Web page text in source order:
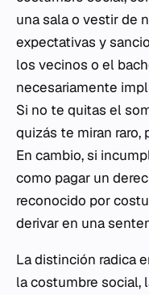
una sala o vestir de
expectativas y
los vecinos o el
necesariamente
Si no te quitas el
quizás te miran raro,
En cambio, si
como pagar un
reconocido por
derivar en una
La distinción radica
la costumbre social,